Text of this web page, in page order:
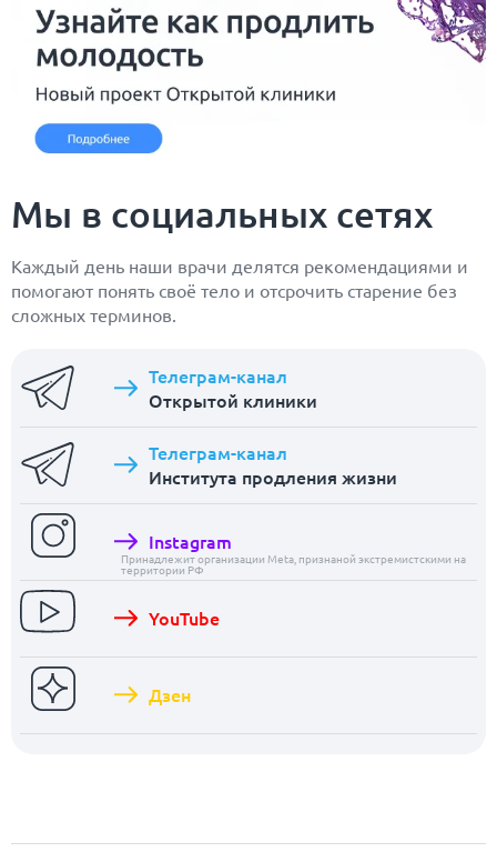
Мы в социальных сетях
Каждый день наши врачи делятся рекомендациями и
помогают понять своё тело и отсрочить старение без
сложных терминов.
Телеграм-канал
Открытой клиники
Телеграм-канал
Института продления жизни
Instagram
Принадлежит организации Meta, признаной экстремистскими на
территории РФ
YouTube
Дзен